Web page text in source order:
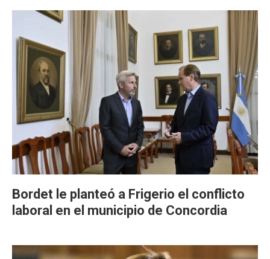
Bordet le planteó a Frigerio el conflicto
laboral en el municipio de Concordia